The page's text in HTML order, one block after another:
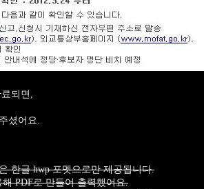
되면,
셨어요.
한글 hwp 포멧으로만 제공됩니다.
해 PDF로 만들어 출력했어요.